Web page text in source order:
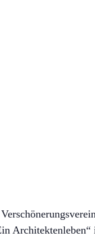
Architektenleben“